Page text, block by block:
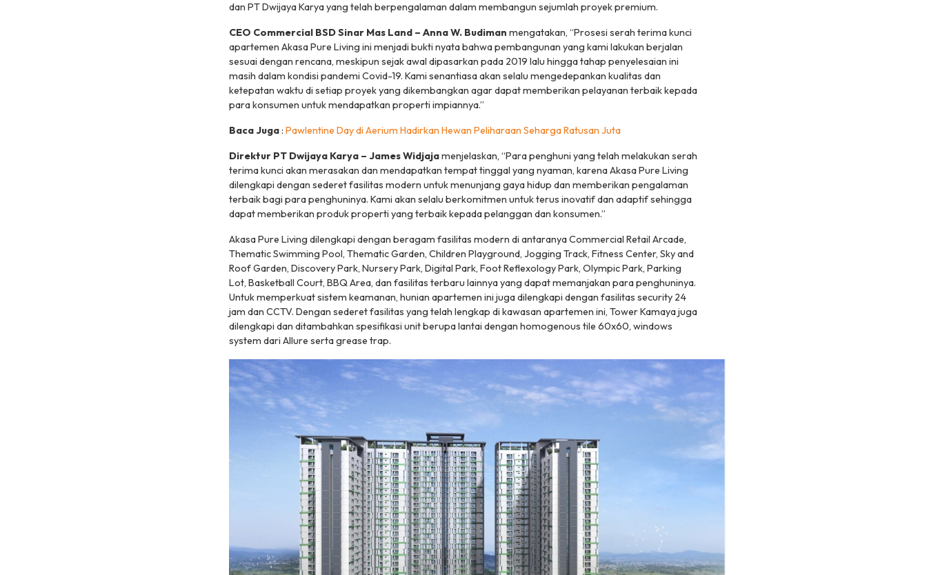
dan PT Dwijaya Karya yang telah berpengalaman dalam membangun sejumlah proyek premium.
CEO Commercial BSD Sinar Mas Land – Anna W. Budiman mengatakan, “Prosesi serah terima kunci
apartemen Akasa Pure Living ini menjadi bukti nyata bahwa pembangunan yang kami lakukan berjalan
sesuai dengan rencana, meskipun sejak awal dipasarkan pada 2019 lalu hingga tahap penyelesaian ini
masih dalam kondisi pandemi Covid-19. Kami senantiasa akan selalu mengedepankan kualitas dan
ketepatan waktu di setiap proyek yang dikembangkan agar dapat memberikan pelayanan terbaik kepada
para konsumen untuk mendapatkan properti impiannya.”
Baca Juga: Pawlentine Day di Aerium Hadirkan Hewan Peliharaan Seharga Ratusan Juta
Direktur PT Dwijaya Karya – James Widjajamenjelaskan, “Para penghuni yang telah melakukan serah
terima kunci akan merasakan dan mendapatkan tempat tinggal yang nyaman, karena Akasa Pure Living
dilengkapi dengan sederet fasilitas modern untuk menunjang gaya hidup dan memberikan pengalaman
terbaik bagi para penghuninya. Kami akan selalu berkomitmen untuk terus inovatif dan adaptif sehingga
dapat memberikan produk properti yang terbaik kepada pelanggan dan konsumen.”
Akasa Pure Living dilengkapi dengan beragam fasilitas modern di antaranya Commercial Retail Arcade,
Thematic Swimming Pool, Thematic Garden, Children Playground, Jogging Track, Fitness Center, Sky and
Roof Garden, Discovery Park, Nursery Park, Digital Park, Foot Reflexology Park, Olympic Park, Parking
Lot, Basketball Court, BBQ Area, dan fasilitas terbaru lainnya yang dapat memanjakan para penghuninya.
Untuk memperkuat sistem keamanan, hunian apartemen ini juga dilengkapi dengan fasilitas security 24
jam dan CCTV. Dengan sederet fasilitas yang telah lengkap di kawasan apartemen ini, Tower Kamaya juga
dilengkapi dan ditambahkan spesifikasi unit berupa lantai dengan homogenous tile 60x60, windows
system dari Allure serta grease trap.